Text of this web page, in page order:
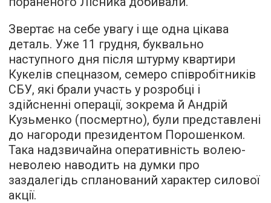
Звертає на себе увагу і ще одна цікава
деталь. Уже 11 грудня, буквально
наступного дня після штурму квартири
Кукелів спецназом, семеро співробітників
СБУ, які брали участь у розробці і
здійсненні операції, зокрема й Андрій
Кузьменко (посмертно), були представлені
до нагороди президентом Порошенком.
Така надзвичайна оперативність волею-
неволею наводить на думки про
заздалегідь спланований характер силової
акції.